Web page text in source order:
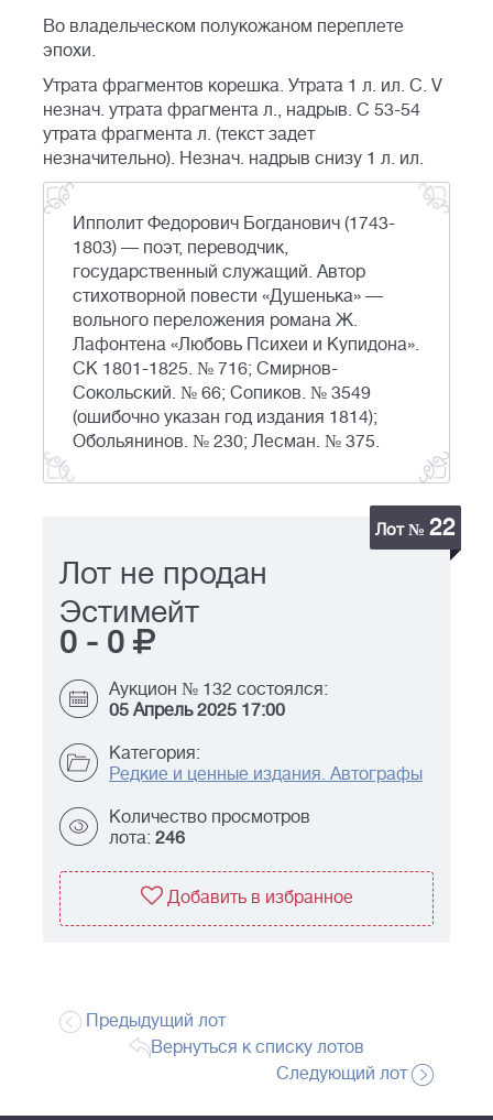
Во владельческом полукожаном переплете
эпохи.
Утрата фрагментов корешка. Утрата 1 л. ил. С. V
незнач. утрата фрагмента л., надрыв. С 53-54
утрата фрагмента л. (текст задет
незначительно). Незнач. надрыв снизу 1 л. ил.
Ипполит Федорович Богданович (1743-
1803) — поэт, переводчик,
государственный служащий. Автор
стихотворной повести «Душенька» —
вольного переложения романа Ж.
Лафонтена «Любовь Психеи и Купидона».
СК 1801-1825. № 716; Cмирнов-
Сокольский. № 66; Сопиков. № 3549
(ошибочно указан год издания 1814);
Обольянинов. № 230; Лесман. № 375.
Лот № 22
Лот не продан
Эстимейт
0 - 0
Аукцион № 132 состоялся:
05 Апрель 2025 17:00
Категория:
Редкие и ценные издания. Автографы
Количество просмотров
лота: 246
Добавить в избранное
Предыдущий лот
Вернуться к списку лотов
Следующий лот